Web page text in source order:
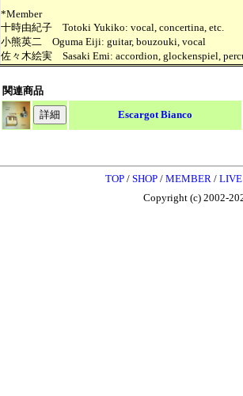
*Member
十時由紀子 Totoki Yukiko: vocal, concertina, etc.
小熊英二 Oguma Eiji: guitar, bouzouki, vocal
佐々木絵実 Sasaki Emi: accordion, glockenspiel,
関連商品
Escargot Bianco
TOP / SHOP / MEMBER / LIVE
Copyright (c) 2002-